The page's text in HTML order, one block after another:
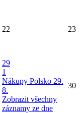
22 23
29
1
Nákupy Polsko 29.
8.
Zobrazit všechny
záznamy ze dne
30